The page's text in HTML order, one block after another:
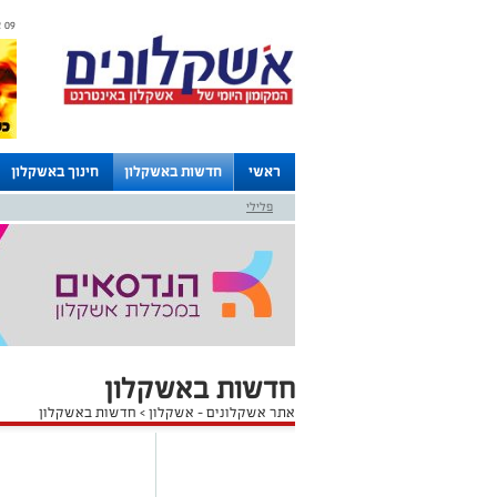
09 אוגוסט 2026 / 12:27
ראשי חדשות באשקלון חינוך באשקלון
לוחות
פלילי
חדשות באשקלון
אתר אשקלונים - אשקלון> חדשות באשקלון